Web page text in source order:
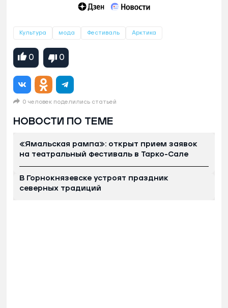
Культура мода Фестиваль Арктика
0 0
0 человек поделились статьей
НОВОСТИ ПО ТЕМЕ
«Ямальская рампа»: открыт прием заявок
на театральный фестиваль в Тарко-Сале
В Горнокнязевске устроят праздник
северных традиций